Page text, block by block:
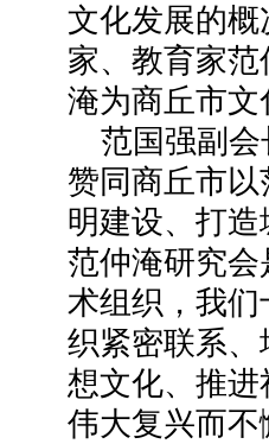
文化发展的
家、教育家
淹为商丘市
范国强副
赞同商丘市
明建设、打
范仲淹研究
术组织，我
织紧密联系
想文化、推
伟大复兴而不